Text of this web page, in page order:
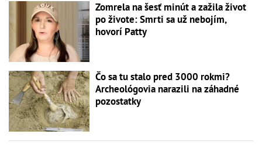
Zomrela na šesť minút a zažila život
po živote: Smrti sa už nebojím,
hovorí Patty
Čo sa tu stalo pred 3000 rokmi?
Archeológovia narazili na záhadné
pozostatky